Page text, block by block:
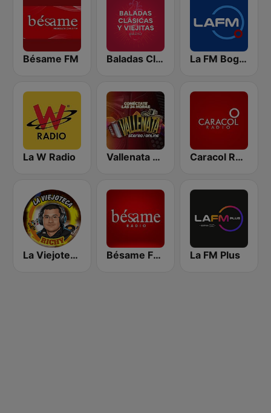
Bésame FM Baladas Clásicas y Viejitas Radio La FM Bogotá
La W Radio Vallenata Stereo Caracol Radio Medellín
La Viejoteca de Richy Bésame FM Bogotá La FM Plus